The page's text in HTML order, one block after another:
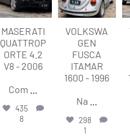
MASERATI
QUATTROP
ORTE 4.2
V8 - 2006
Com
435
8
VOLKSWA
GEN
FUSCA
ITAMAR
1600 - 1996
Na
298
1